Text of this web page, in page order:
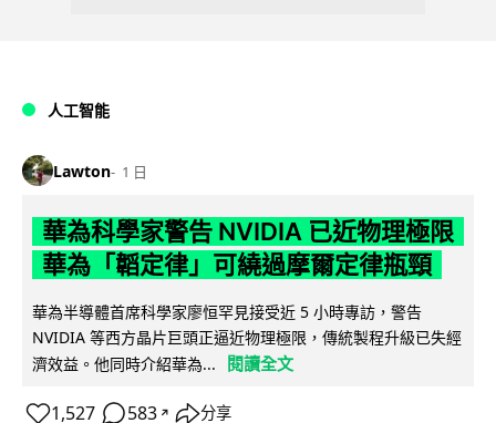
人工智能
Lawton 1 日
華為科學家警告 NVIDIA 已近物理極限
華為「韜定律」可繞過摩爾定律瓶頸
華為半導體首席科學家廖恒罕見接受近 5 小時專訪，警告
NVIDIA 等西方晶片巨頭正逼近物理極限，傳統製程升級已失經
濟效益。他同時介紹華為...
閱讀全文
1,527 583 ↗ 分享